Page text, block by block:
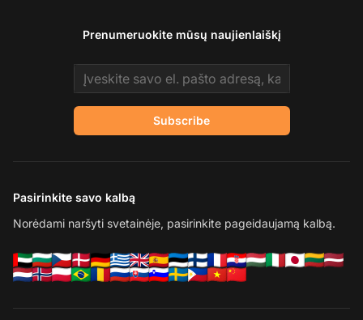
Prenumeruokite mūsų naujienlaiškį
Email address
Subscribe
Pasirinkite savo kalbą
Norėdami naršyti svetainėje, pasirinkite pageidaujamą kalbą.